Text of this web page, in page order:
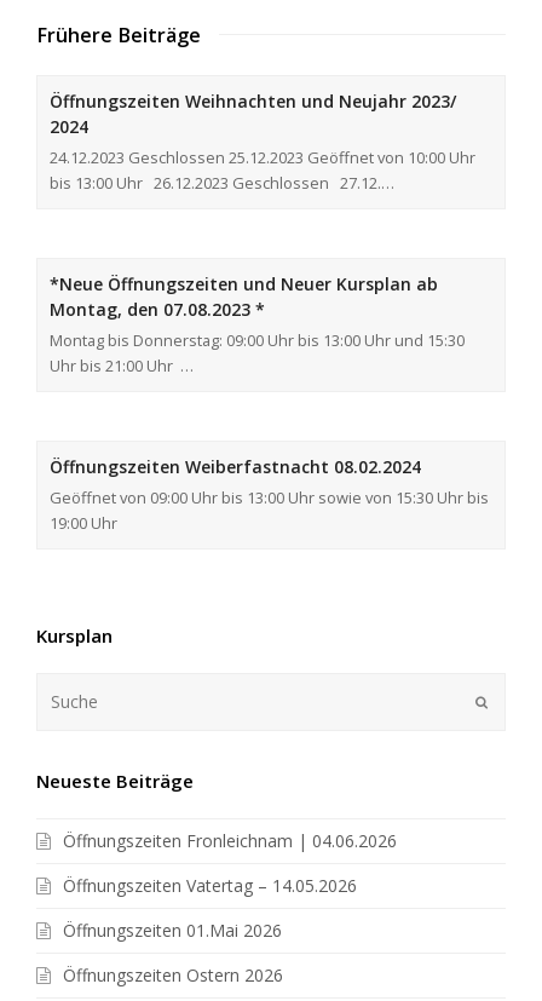
Frühere Beiträge
Öffnungszeiten Weihnachten und Neujahr 2023/
2024
24.12.2023 Geschlossen 25.12.2023 Geöffnet von 10:00 Uhr
bis 13:00 Uhr 26.12.2023 Geschlossen 27.12.…
*Neue Öffnungszeiten und Neuer Kursplan ab
Montag, den 07.08.2023 *
Montag bis Donnerstag: 09:00 Uhr bis 13:00 Uhr und 15:30
Uhr bis 21:00 Uhr …
Öffnungszeiten Weiberfastnacht 08.02.2024
Geöffnet von 09:00 Uhr bis 13:00 Uhr sowie von 15:30 Uhr bis
19:00 Uhr
Kursplan
Neueste Beiträge
Öffnungszeiten Fronleichnam | 04.06.2026
Öffnungszeiten Vatertag – 14.05.2026
Öffnungszeiten 01.Mai 2026
Öffnungszeiten Ostern 2026